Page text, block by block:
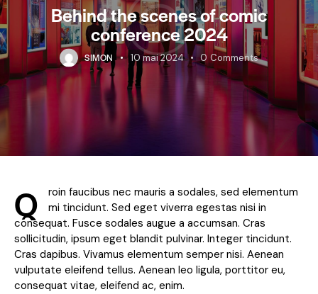
Behind the scenes of comic
conference 2024
SIMON 10 mai 2024 0 Comments
Q
roin faucibus nec mauris a sodales, sed elementum
mi tincidunt. Sed eget viverra egestas nisi in
consequat. Fusce sodales augue a accumsan. Cras
sollicitudin, ipsum eget blandit pulvinar. Integer tincidunt.
Cras dapibus. Vivamus elementum semper nisi. Aenean
vulputate eleifend tellus. Aenean leo ligula, porttitor eu,
consequat vitae, eleifend ac, enim.